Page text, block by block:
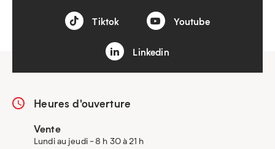
Tiktok Youtube
Linkedin
Heures d'ouverture
Vente
Lundi au jeudi - 8 h 30 à 21 h